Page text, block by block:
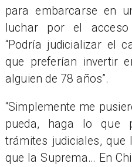
para embarcarse en
luchar por el
“Podría judicializar el
que preferían invertir
alguien de 78 años”.
“Simplemente me
pueda, haga lo que
trámites judiciales, que
que la Suprema… En